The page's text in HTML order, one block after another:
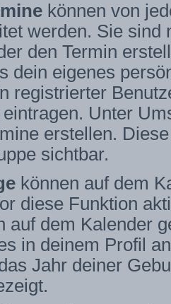
können von
werden. Sie
den Termin
dein eigenes
registrierter
Unter
erstellen.
sichtbar.
können auf dem
diese Funktion
auf dem Kalender
in deinem Profil
Jahr deiner